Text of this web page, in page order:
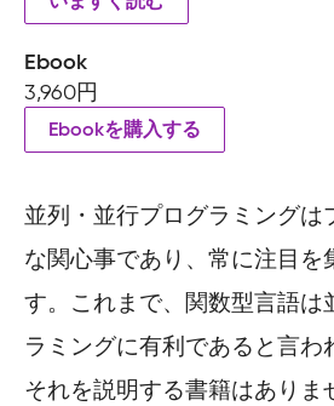
Ebook
3,960円
Ebookを購入する
並列・並行プログラミングは
な関心事であり、常に注目を
す。これまで、関数型言語は
ラミングに有利であると言わ
それを説明する書籍はありま